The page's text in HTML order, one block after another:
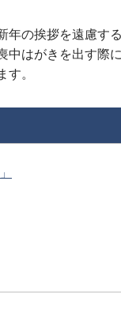
年の挨拶を遠慮す
中はがきを出す際
す。